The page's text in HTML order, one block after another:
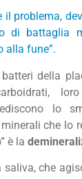
il problema,
di battaglia
alla fune”.
della
lo
che lo
è la
saliva, che